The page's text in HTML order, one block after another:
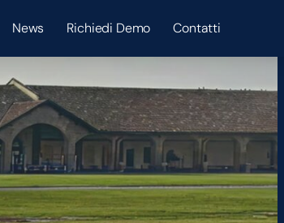
News Richiedi Demo Contatti